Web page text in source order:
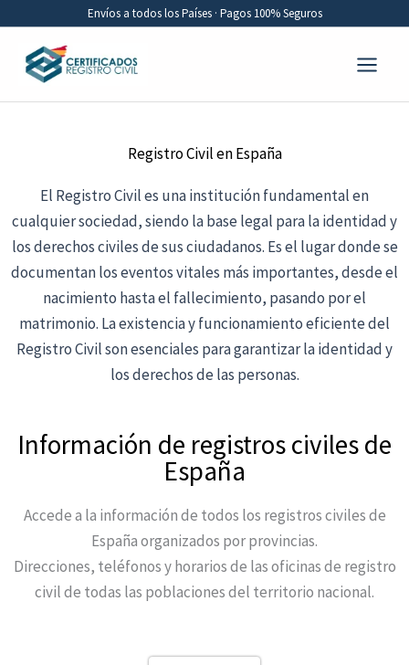
contenido
Envíos a todos los Países · Pagos 100% Seguros
Registro Civil en España
El Registro Civil es una institución fundamental en
cualquier sociedad, siendo la base legal para la identidad y
los derechos civiles de sus ciudadanos. Es el lugar donde se
documentan los eventos vitales más importantes, desde el
nacimiento hasta el fallecimiento, pasando por el
matrimonio. La existencia y funcionamiento eficiente del
Registro Civil son esenciales para garantizar la identidad y
los derechos de las personas.
Información de registros civiles de
España
Accede a la información de todos los registros civiles de
España organizados por provincias.
Direcciones, teléfonos y horarios de las oficinas de registro
civil de todas las poblaciones del territorio nacional.